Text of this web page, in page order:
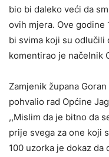
bio bi daleko veći da
ovih mjera. Ove godine
bi svima koji su odlučili
komentirao je načelnik
Zamjenik župana
pohvalio rad Općine
,,Mislim da je bitno da
prije svega za one koji
100 uzorka je dokaz